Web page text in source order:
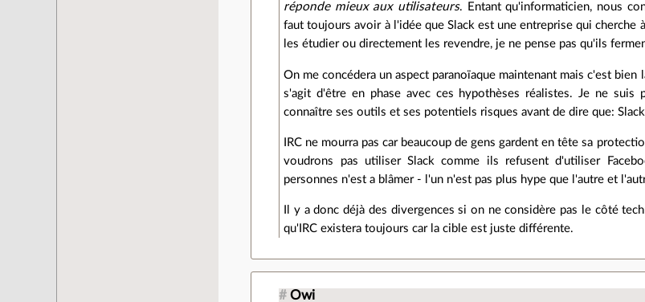
réponde mieux aux utilisateurs. Entant qu'informaticien, nous
faut toujours avoir à l'idée que Slack est une entreprise qui
les étudier ou directement les revendre, je ne pense pas qu'ils
On me concédera un aspect paranoïaque maintenant mais c'est
s'agit d'être en phase avec ces hypothèses réalistes. Je ne
connaître ses outils et ses potentiels risques avant de dire que:
IRC ne mourra pas car beaucoup de gens gardent en tête sa
voudrons pas utiliser Slack comme ils refusent d'utiliser
personnes n'est a blâmer - l'un n'est pas plus hype que l'autre et
Il y a donc déjà des divergences si on ne considère pas le côté
qu'IRC existera toujours car la cible est juste différente.
# Owi